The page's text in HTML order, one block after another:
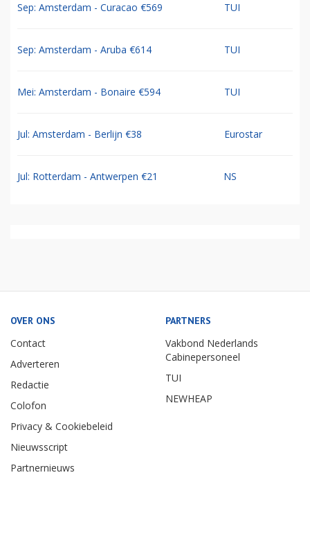
Sep: Amsterdam - Curacao €569 TUI
Sep: Amsterdam - Aruba €614 TUI
Mei: Amsterdam - Bonaire €594 TUI
Jul: Amsterdam - Berlijn €38 Eurostar
Jul: Rotterdam - Antwerpen €21 NS
OVER ONS
Contact
Adverteren
Redactie
Colofon
Privacy & Cookiebeleid
Nieuwsscript
Partnernieuws
PARTNERS
Vakbond Nederlands
Cabinepersoneel
TUI
NEWHEAP